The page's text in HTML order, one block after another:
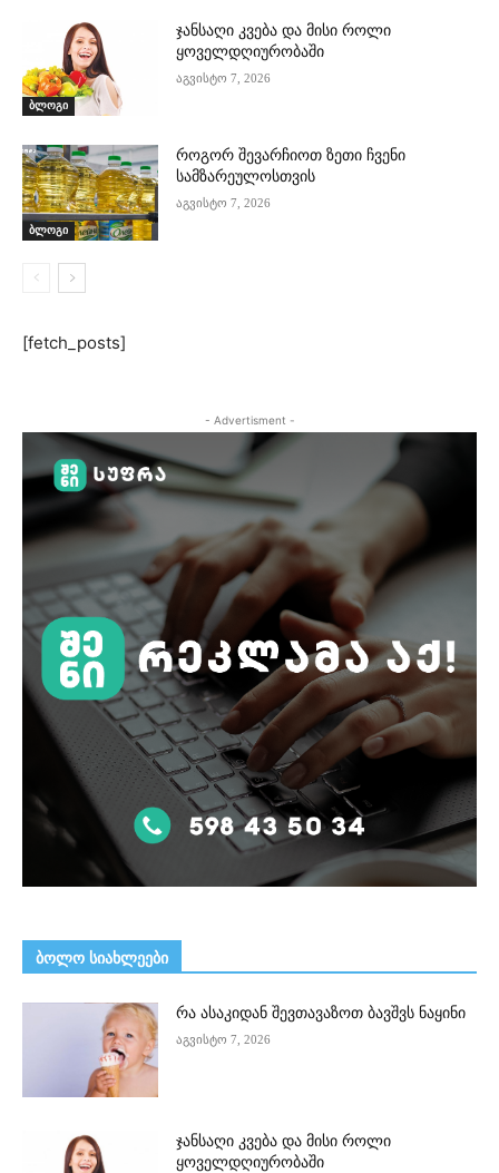
ბლოგი
ჯანსაღი კვება და მისი როლი
ყოველდღიურობაში
აგვისტო 7, 2026
ბლოგი
როგორ შევარჩიოთ ზეთი ჩვენი
სამზარეულოსთვის
აგვისტო 7, 2026
[fetch_posts]
- Advertisment -
ᲑᲝᲚᲝ ᲡᲘᲐᲮᲚᲔᲔᲑᲘ
რა ასაკიდან შევთავაზოთ ბავშვს ნაყინი
აგვისტო 7, 2026
ჯანსაღი კვება და მისი როლი
ყოველდღიურობაში